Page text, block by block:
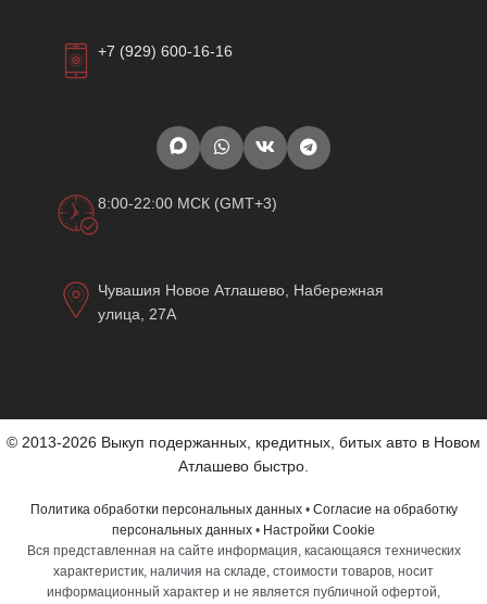
+7 (929) 600-16-16
8:00-22:00 МСК (GMT+3)
Чувашия Новое Атлашево, Набережная
улица, 27А
© 2013-2026 Выкуп подержанных, кредитных, битых авто в Новом
Атлашево быстро.
Политика обработки персональных данных• Согласие на обработку
персональных данных • Настройки Cookie
Вся представленная на сайте информация, касающаяся технических
характеристик, наличия на складе, стоимости товаров, носит
информационный характер и не является публичной офертой,